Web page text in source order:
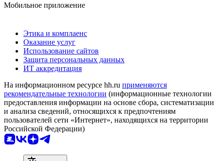
Мобильное приложение
Этика и комплаенс
Оказание услуг
Использование сайтов
Защита персональных данных
ИТ аккредитация
На информационном ресурсе hh.ru применяются
рекомендательные технологии (информационные технологии
предоставления информации на основе сбора, систематизации
и анализа сведений, относящихся к предпочтениям
пользователей сети «Интернет», находящихся на территории
Российской Федерации)